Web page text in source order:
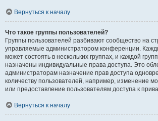
Вернуться к началу
Что такое группы пользователей?
Группы пользователей разбивают сообщество на
управляемые администратором конференции.
может состоять в нескольких группах, и каждой
назначены индивидуальные права доступа. Это
администраторам назначение прав доступа
количеству пользователей, например, изменение
или предоставление пользователям доступа к
Вернуться к началу